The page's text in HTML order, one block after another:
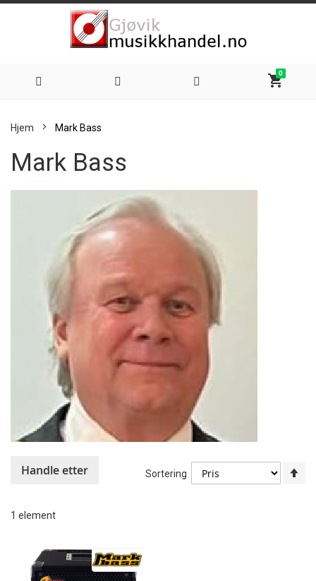
shopping_cart
0
innhold
Hjem Mark Bass
Mark Bass
1 element
Sortering
Handle etter